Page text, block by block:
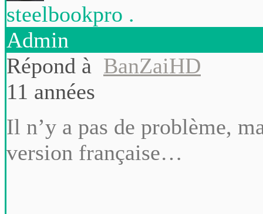
steelbookpro .
Admin
Répond à BanZaiHD
11 années
Il n’y a pas de problème,
version française…